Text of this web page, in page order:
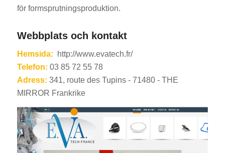
för formsprutningsproduktion.
Webbplats och kontakt
Hemsida:
http://www.evatech.fr/
Telefon: 03 85 72 55 78
Adress: 341, route des Tupins - 71480 - THE
MIRROR Frankrike